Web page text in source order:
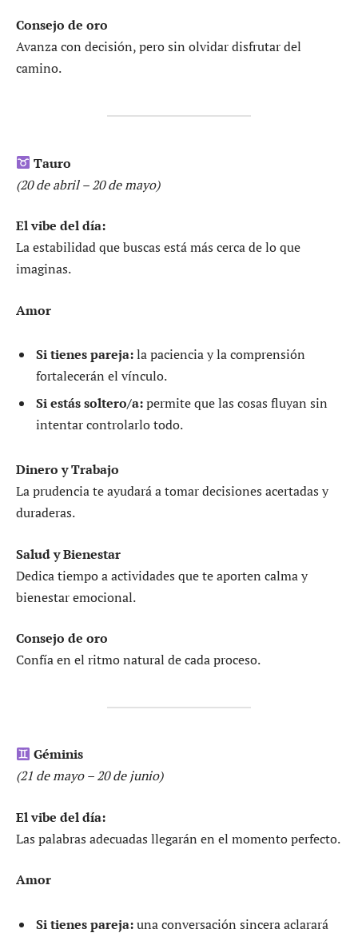
Consejo de oro
Avanza con decisión, pero sin olvidar disfrutar del
camino.
Tauro
(20 de abril – 20 de mayo)
El vibe del día:
La estabilidad que buscas está más cerca de lo que
imaginas.
Amor
Si tienes pareja:la paciencia y la comprensión
fortalecerán el vínculo.
Si estás soltero/a:permite que las cosas fluyan sin
intentar controlarlo todo.
Dinero y Trabajo
La prudencia te ayudará a tomar decisiones acertadas y
duraderas.
Salud y Bienestar
Dedica tiempo a actividades que te aporten calma y
bienestar emocional.
Consejo de oro
Confía en el ritmo natural de cada proceso.
Géminis
(21 de mayo – 20 de junio)
El vibe del día:
Las palabras adecuadas llegarán en el momento perfecto.
Amor
Si tienes pareja:una conversación sincera aclarará